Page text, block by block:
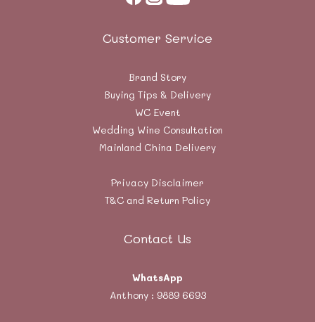
Customer Service
Brand Story
Buying Tips & Delivery
WC Event
Wedding Wine Consultation
Mainland China Delivery
Privacy Disclaimer
T&C and Return Policy
Contact Us
WhatsApp
Anthony : 9889 6693